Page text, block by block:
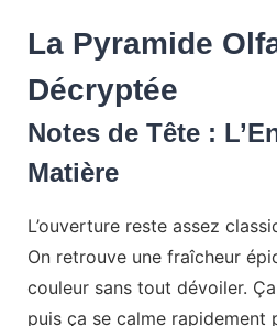
La Pyramide
Décryptée
Notes de Tête :
Matière
L’ouverture reste assez
On retrouve une fraîcheur
couleur sans tout dévoiler.
puis ça se calme rapidement